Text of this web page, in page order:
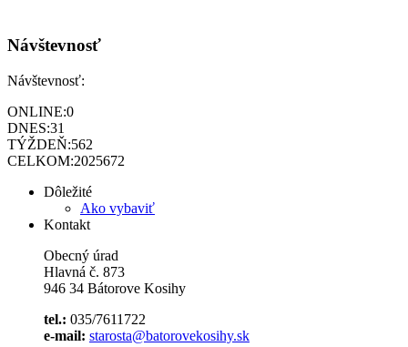
Návštevnosť
Návštevnosť:
ONLINE:0
DNES:31
TÝŽDEŇ:562
CELKOM:2025672
Dôležité
Ako vybaviť
Kontakt
Obecný úrad
Hlavná č. 873
946 34 Bátorove Kosihy
tel.: 035/7611722
e-mail: starosta@batorovekosihy.sk